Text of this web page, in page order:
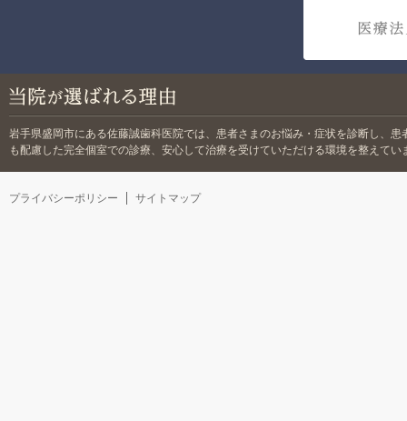
岩手県盛岡市にある佐藤誠歯科医院では、 患者さまのお悩み・症状を診断し、
も配慮した完全個室での診療、安心して治療を受けていただける環境を整えてい
プライバシーポリシー サイトマップ